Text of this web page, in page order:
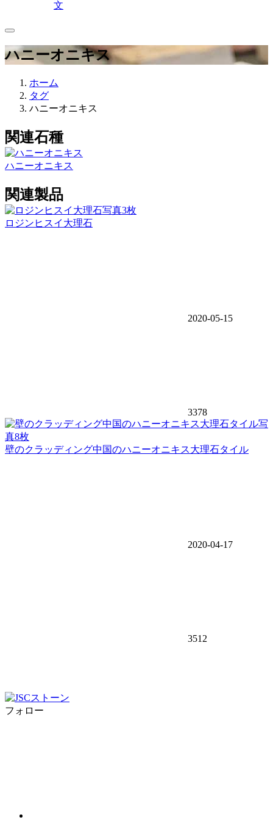
文
ハニーオニキス
ホーム
タグ
ハニーオニキス
関連石種
ハニーオニキス
関連製品
写真3枚
ロジンヒスイ大理石
2020-05-15
3378
写
真8枚
壁のクラッディング中国のハニーオニキス大理石タイル
2020-04-17
3512
フォロー